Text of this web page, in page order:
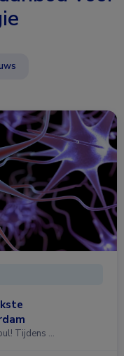
Tijdens …